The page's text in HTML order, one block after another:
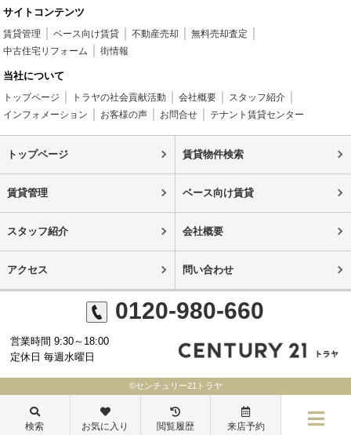
サイトコンテンツ
賃貸管理 ベース向け賃貸 不動産売却
無料売却査定
中古住宅リフォーム
街情報
当社について
トップページ トラヤの社会貢献活動 会社概要
スタッフ紹介
インフォメーション
お客様の声 お問合せ テナント賃貸センター
トップページ 賃貸物件検索
賃貸管理 ベース向け賃貸
スタッフ紹介 会社概要
アクセス 問い合わせ
0120-980-660
営業時間 9:30～18:00
定休日 毎週水曜日
©センチュリー21トラヤ
検索 お気に入り 閲覧履歴 来店予約